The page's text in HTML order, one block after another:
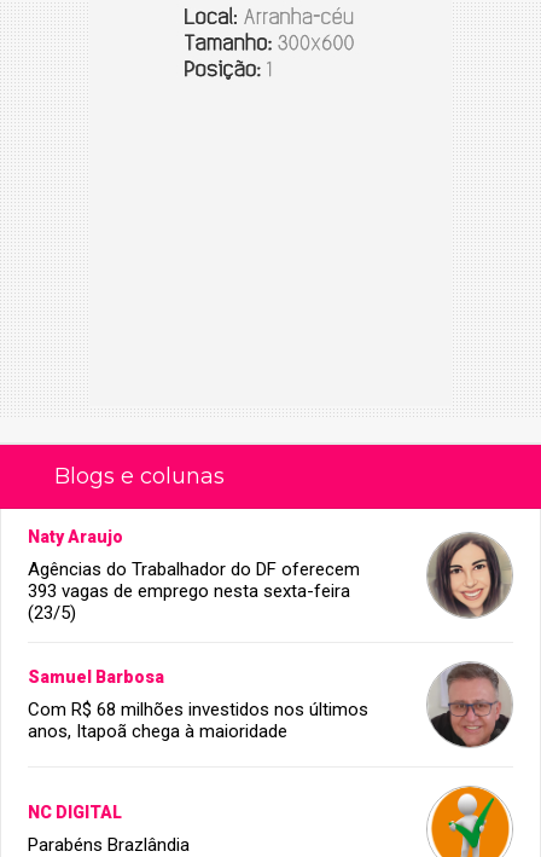
Blogs e colunas
Naty Araujo
Agências do Trabalhador do DF oferecem
393 vagas de emprego nesta sexta-feira
(23/5)
Samuel Barbosa
Com R$ 68 milhões investidos nos últimos
anos, Itapoã chega à maioridade
NC DIGITAL
Parabéns Brazlândia